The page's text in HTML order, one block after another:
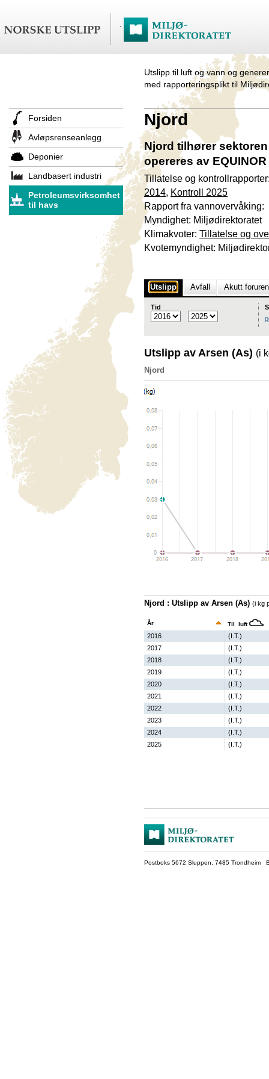
Utslipp til luft og vann og
med rapporteringsplikt til
Forsiden
Avløpsrenseanlegg
Deponier
Landbasert industri
Petroleumsvirksomhet
til havs
Njord
Njord tilhører
opereres av EQUINOR
Tillatelse og
2014, Kontroll 2025
Rapport fra vannovervåking:
Myndighet: Miljødirektoratet
Klimakvoter: Tillatelse og
Kvotemyndighet:
Utslipp Avfall Akutt
Tid
Utslipp av Arsen (As) (i
Njord
Njord : Utslipp av Arsen (As) (i kg
År Til luft
2016
(I.T.)
2017
(I.T.)
2018
(I.T.)
2019
(I.T.)
2020
(I.T.)
2021
(I.T.)
2022
(I.T.)
2023
(I.T.)
2024
(I.T.)
2025
(I.T.)
Postboks 5672 Sluppen, 7485 Trondheim